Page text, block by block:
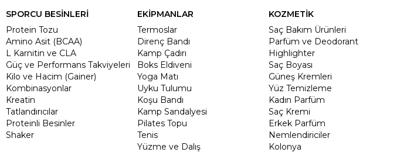
SPORCU BESİNLERİ
Protein Tozu
Amino Asit (BCAA)
L Karnitin ve CLA
Güç ve Performans Takviyeleri
Kilo ve Hacim (Gainer)
Kombinasyonlar
Kreatin
Tatlandırıcılar
Proteinli Besinler
Shaker
EKİPMANLAR
Termoslar
Direnç Bandı
Kamp Çadırı
Boks Eldiveni
Yoga Matı
Uyku Tulumu
Koşu Bandı
Kamp Sandalyesi
Pilates Topu
Tenis
Yüzme ve Dalış
KOZMETİK
Saç Bakım Ürünleri
Parfüm ve Deodorant
Highlighter
Saç Boyası
Güneş Kremleri
Yüz Temizleme
Kadın Parfüm
Saç Kremi
Erkek Parfüm
Nemlendiriciler
Kolonya